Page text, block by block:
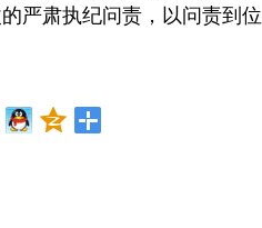
严肃执纪问责，以问责到位